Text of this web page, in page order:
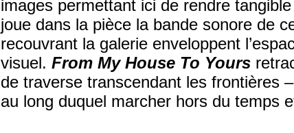
images permettant ici de rendre
joue dans la pièce la bande sonore de
recouvrant la galerie enveloppent
visuel. From My House To Yours
de traverse transcendant les frontières
au long duquel marcher hors du temps